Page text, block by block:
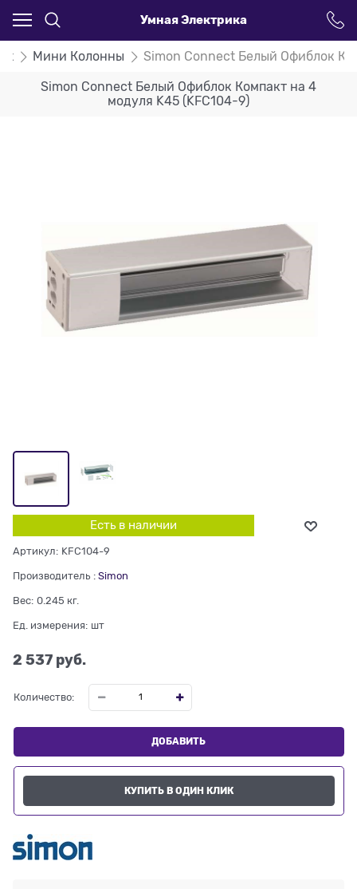
Умная Электрика
Мини Колонны Simon Connect Белый Офиблок
Simon Connect Белый Офиблок Компакт на 4
модуля K45 (KFC104-9)
Есть в наличии
Артикул: KFC104-9
Производитель : Simon
Вес: 0.245 кг.
Ед. измерения: шт
2 537 руб.
Количество:
ДОБАВИТЬ
КУПИТЬ В ОДИН КЛИК